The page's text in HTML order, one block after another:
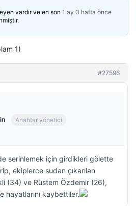
vardır ve en son 1 ay 3 hafta önce
1)
#27596
Anahtar yönetici
serinlemek için girdikleri gölette
ekiplerce sudan çıkarılan
(34) ve Rüstem Özdemir (26),
hayatlarını kaybettiler.